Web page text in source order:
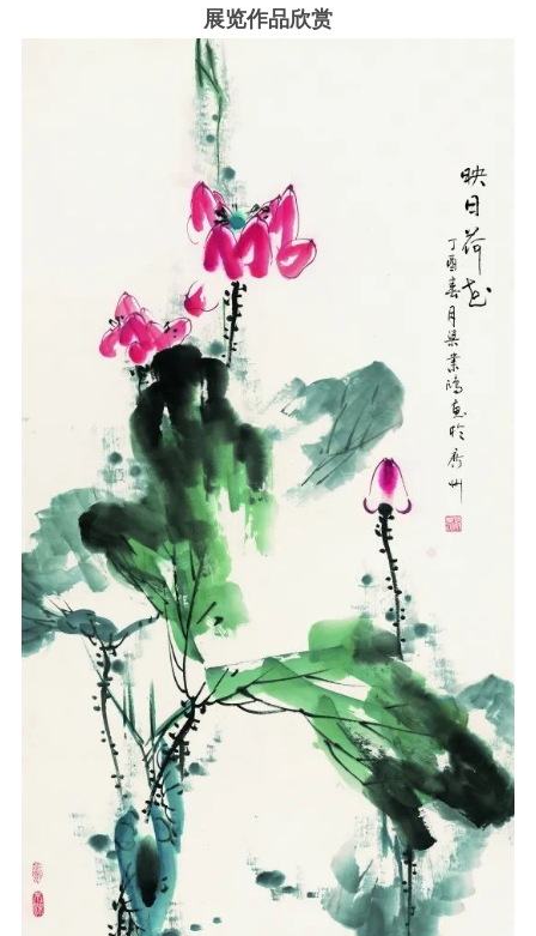
展览作品欣赏